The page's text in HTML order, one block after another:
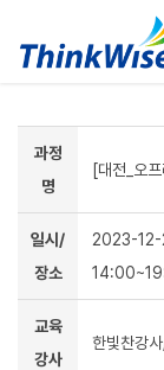
과정
명
[대전_오
일시/
장소
2023-
교육
강사
한빛찬강